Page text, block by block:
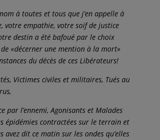
à toutes et tous que j’en appelle à
votre empathie, votre soif de justice
destin a été bafoué par le choix
«décerner une mention à la mort»
du décès de ces Libérateurs!
Victimes civiles et militaires, Tués au
par l’ennemi, Agonisants et Malades
épidémies contractées sur le terrain et
avez dit ce matin sur les ondes qu’elles